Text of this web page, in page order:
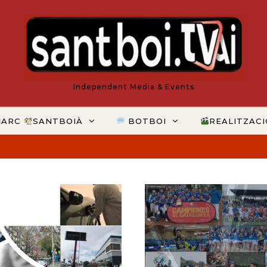
Independent Media & Events
SANTBOIÀ BOTBOI